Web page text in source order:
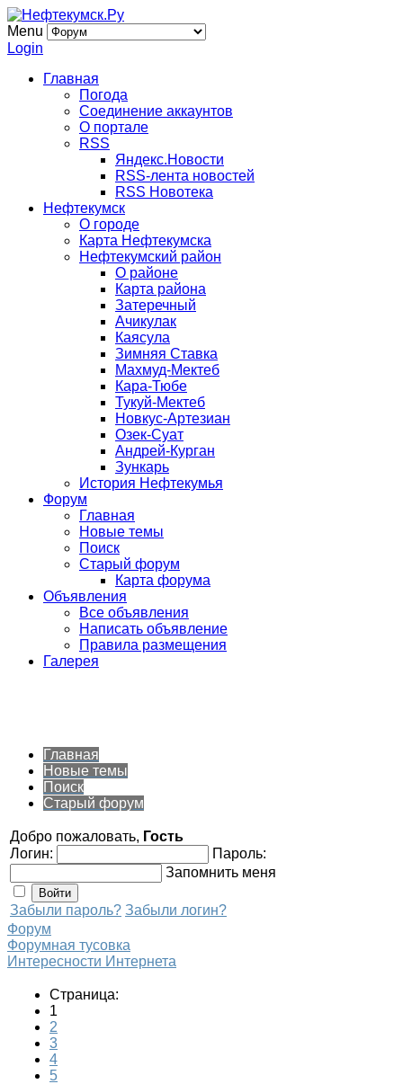
Menu
Login
Главная
Погода
Соединение аккаунтов
О портале
RSS
Яндекс.Новости
RSS-лента новостей
RSS Новотека
Нефтекумск
О городе
Карта Нефтекумска
Нефтекумский район
О районе
Карта района
Затеречный
Ачикулак
Каясула
Зимняя Ставка
Махмуд-Мектеб
Кара-Тюбе
Тукуй-Мектеб
Новкус-Артезиан
Озек-Суат
Андрей-Курган
Зункарь
История Нефтекумья
Форум
Главная
Новые темы
Поиск
Старый форум
Карта форума
Объявления
Все объявления
Написать объявление
Правила размещения
Галерея
Главная
Новые темы
Поиск
Старый форум
Добро пожаловать, Гость
Логин:
Пароль:
Запомнить меня
Забыли пароль? Забыли логин?
Форум
Форумная тусовка
Интересности Интернета
Страница:
1
2
3
4
5